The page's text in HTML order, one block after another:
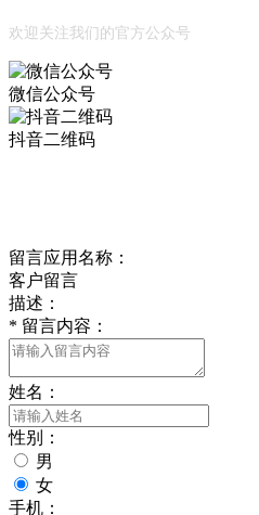
欢迎关注我们的官方公众号
微信公众号
抖音二维码
留言应用名称：
客户留言
描述：
* 留言内容：
姓名：
性别：
男
女
手机：